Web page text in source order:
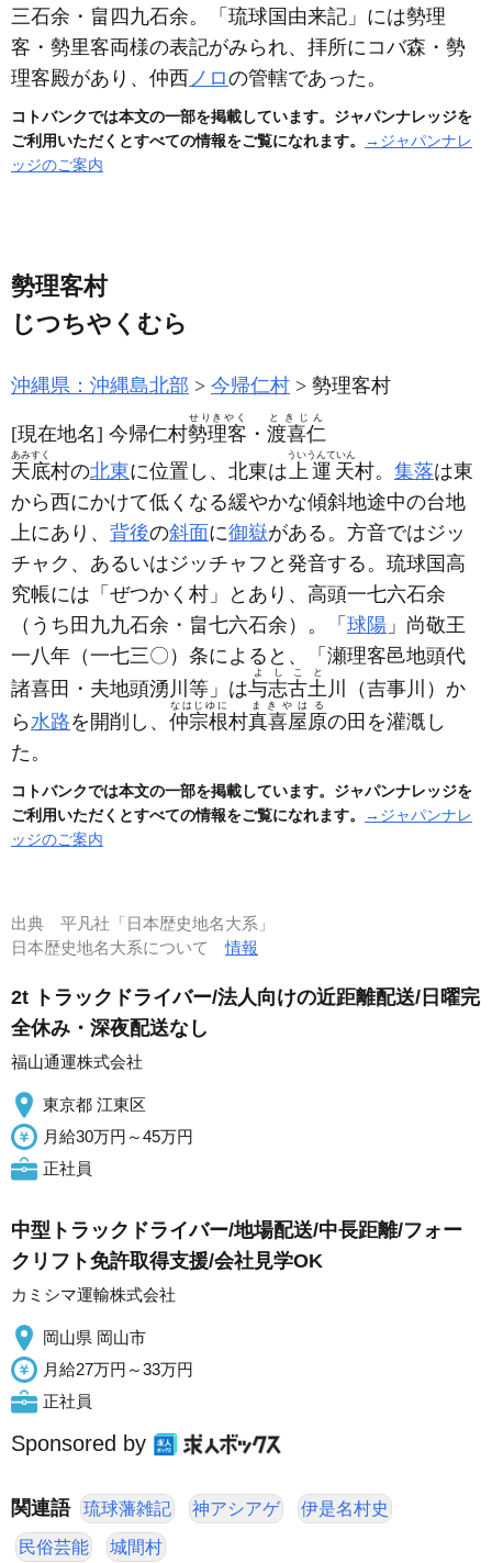
三石余・畠四九石余。「琉球国由来記」には勢理
客・勢里客両様の表記がみられ、拝所にコバ森・勢
理客殿があり、仲西 ノロの管轄であった。
コトバンクでは本文の一部を掲載しています。ジャパンナレッジを
ご利用いただくとすべての情報をご覧になれます。
→ジャパンナレ
ッジのご案内
勢理客村
じつちやくむら
沖縄県：沖縄島北部 今帰仁村 勢理客村
[現在地名] 今帰仁村勢理客
せりきやく
・ 渡喜仁
ときじん
天底
あみすく
村の北東に位置し、北東は上運天
ういうんていん
村。 集落は東
から西にかけて低くなる緩やかな傾斜地途中の台地
上にあり、 背後の斜面に御嶽がある。方音ではジッ
チャク、あるいはジッチャフと発音する。琉球国高
究帳には「ぜつかく村」とあり、高頭一七六石余
（うち田九九石余・畠七六石余） 。「 球陽 」尚敬王
一八年 （一七三〇） 条によると、「瀬理客邑地頭代
諸喜田・夫地頭湧川等」は与志古土
よしこと
川 （吉事川） か
ら水路を開削し、 仲宗根
なはじゆに
村真喜屋原
まきやはる
の田を灌漑し
た。
コトバンクでは本文の一部を掲載しています。ジャパンナレッジを
ご利用いただくとすべての情報をご覧になれます。
→ジャパンナレ
ッジのご案内
出典 平凡社「日本歴史地名大系」
日本歴史地名大系について情報
2t トラックドライバー/法人向けの近距離配送/日曜完
全休み・深夜配送なし
福山通運株式会社
東京都 江東区
月給30万円～45万円
正社員
中型トラックドライバー/地場配送/中長距離/フォー
クリフト免許取得支援/会社見学OK
カミシマ運輸株式会社
岡山県 岡山市
月給27万円～33万円
正社員
Sponsored by
関連語 琉球藩雑記 神アシアゲ 伊是名村史
民俗芸能 城間村